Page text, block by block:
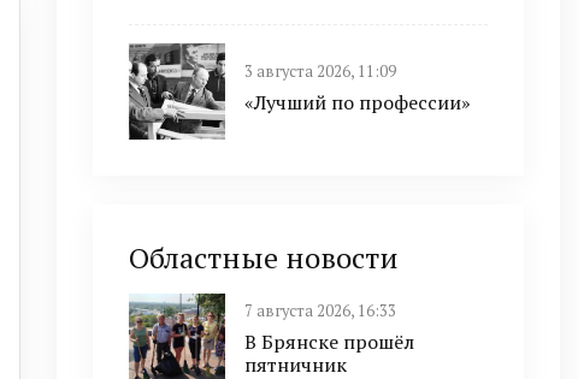
3 августа 2026, 11:09
«Лучший по профессии»
Областные новости
7 августа 2026, 16:33
В Брянске прошёл
пятничник